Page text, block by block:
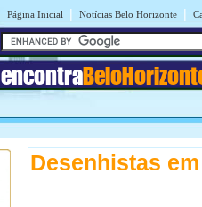
Página Inicial | Notícias Belo Horizonte |
encontra
Desenhistas